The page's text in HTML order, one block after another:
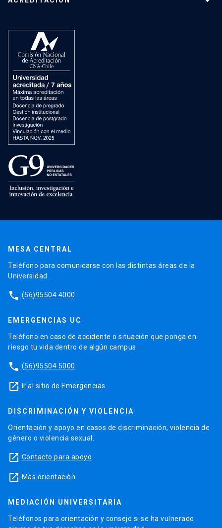
MESA CENTRAL
Teléfono para comunicarse con las distintas áreas de la
Universidad.
phone (56)95504 4000
EMERGENCIAS UC
Teléfono en caso de accidente o situación que ponga en
riesgo tu vida dentro de algún campus.
phone (56)95504 5000
launch Ir al sitio de Emergencias
DISCRIMINACIÓN Y VIOLENCIA
Orientación y apoyo en casos de discriminación, violencia de
género o violencia sexual.
launch Contacto para apoyo
launch Más orientación
MEDIACIÓN UNIVERSITARIA
Teléfonos para orientación y consejo si se ha vulnerado